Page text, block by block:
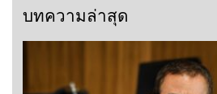
บทความล่าสุด